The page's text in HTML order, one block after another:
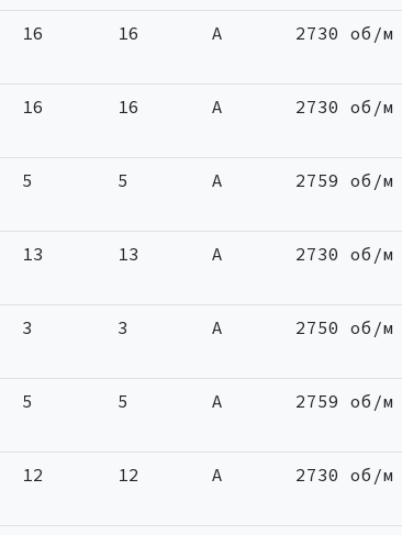
16 16 A 2730 об/м
16 16 A 2730 об/м
5 5 A 2759 об/м
13 13 A 2730 об/м
3 3 A 2750 об/м
5 5 A 2759 об/м
12 12 A 2730 об/м